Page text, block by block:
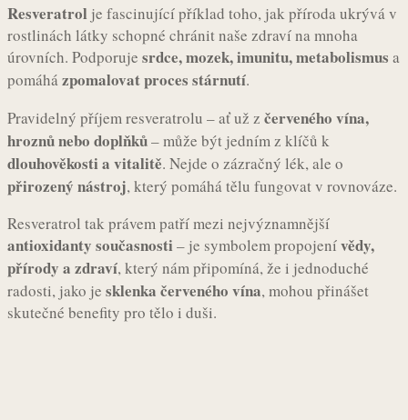
Resveratrol je fascinující příklad toho, jak příroda ukrývá v
rostlinách látky schopné chránit naše zdraví na mnoha
úrovních. Podporuje srdce, mozek, imunitu, metabolismus a
pomáházpomalovat proces stárnutí.
Pravidelný příjem resveratrolu – ať už z červeného vína,
hroznů nebo doplňků– může být jedním z klíčů k
dlouhověkosti a vitalitě. Nejde o zázračný lék, ale o
přirozený nástroj, který pomáhá tělu fungovat v rovnováze.
Resveratrol tak právem patří mezi nejvýznamnější
antioxidanty současnosti – je symbolem propojenívědy,
přírody a zdraví, který nám připomíná, že i jednoduché
radosti, jako je sklenka červeného vína, mohou přinášet
skutečné benefity pro tělo i duši.